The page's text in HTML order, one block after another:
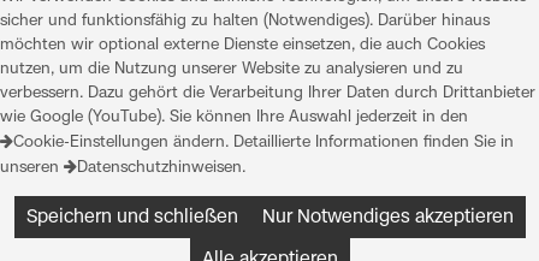
sicher und funktionsfähig zu halten (Notwendiges). Darüber hinaus
möchten wir optional externe Dienste einsetzen, die auch Cookies
nutzen, um die Nutzung unserer Website zu analysieren und zu
verbessern. Dazu gehört die Verarbeitung Ihrer Daten durch Drittanbieter
wie Google (YouTube). Sie können Ihre Auswahl jederzeit in den
Cookie-Einstellungen ändern. Detaillierte Informationen finden Sie in
unseren
Datenschutzhinweisen.
Speichern und schließen Nur Notwendiges akzeptieren